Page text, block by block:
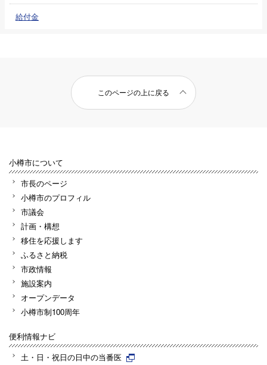
給付金
このページの上に戻る
小樽市について
市長のページ
小樽市のプロフィル
市議会
計画・構想
移住を応援します
ふるさと納税
市政情報
施設案内
オープンデータ
小樽市制100周年
便利情報ナビ
土・日・祝日の日中の当番医